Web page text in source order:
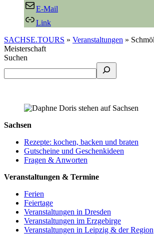
E-Mail
Link
SACHSE.TOURS » Veranstaltungen »
Meisterschaft
Suchen
Sachsen
Rezepte: kochen, backen und braten
Gutscheine und Geschenkideen
Fragen & Anworten
Veranstaltungen & Termine
Ferien
Feiertage
Veranstaltungen in Dresden
Veranstaltungen im Erzgebirge
Veranstaltungen in Leipzig & der Region